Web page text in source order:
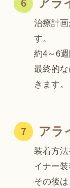
アラ
治療計
す。
約4～6
最終的
きます。
アラ
装着方
イナー装
その後